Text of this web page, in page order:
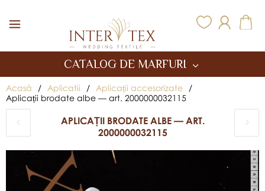
CATALOG DE MARFURI
Acasă / Aplicatii / Aplicații accesorizate
/
Aplicații brodate albe — art. 2000000032115
APLICAȚII BRODATE ALBE — ART.
2000000032115